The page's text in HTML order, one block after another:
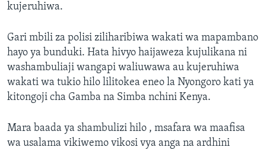
kujeruhiwa.
Gari mbili za polisi ziliharibiwa wakati wa mapambano
hayo ya bunduki. Hata hivyo haijaweza kujulikana ni
washambuliaji wangapi waliuwawa au kujeruhiwa
wakati wa tukio hilo lilitokea eneo la Nyongoro kati ya
kitongoji cha Gamba na Simba nchini Kenya.
Mara baada ya shambulizi hilo , msafara wa maafisa
wa usalama vikiwemo vikosi vya anga na ardhini